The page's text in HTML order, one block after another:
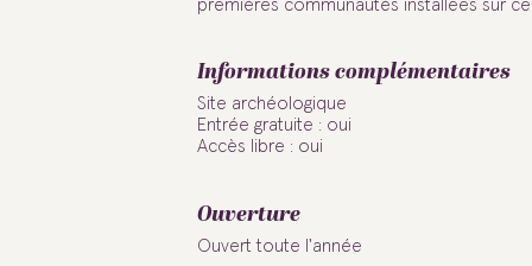
premières communautés installées sur
Informations complémentaires
Site archéologique
Entrée gratuite : oui
Accès libre : oui
Ouverture
Ouvert toute l'année